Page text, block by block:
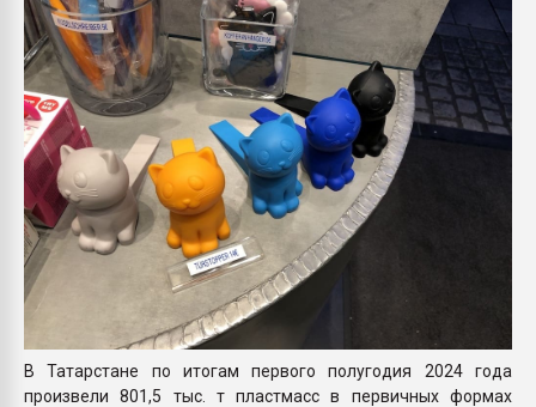
В Татарстане по итогам первого полугодия 2024 года
произвели 801,5 тыс. т пластмасс в первичных формах